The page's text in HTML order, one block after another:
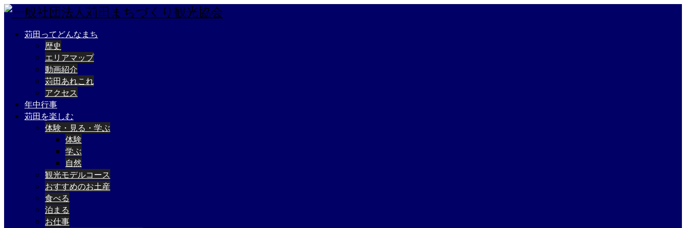
苅田ってどんなまち
歴史
エリアマップ
動画紹介
苅田あれこれ
アクセス
年中行事
苅田を楽しむ
体験・見る・学ぶ
体験
学ぶ
自然
観光モデルコース
おすすめのお土産
食べる
泊まる
お仕事